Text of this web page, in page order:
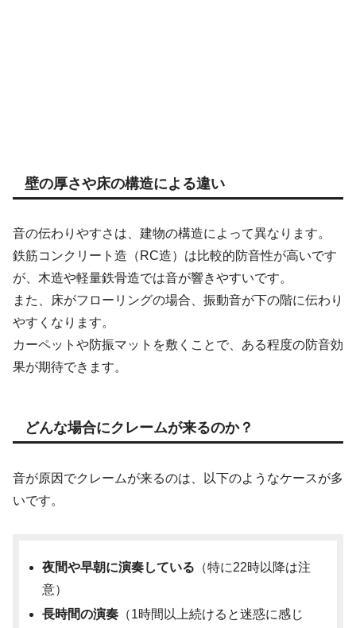
壁の厚さや床の構造による違い
音の伝わりやすさは、建物の構造によって異なります。
鉄筋コンクリート造（RC造）は比較的防音性が高いです
が、木造や軽量鉄骨造では音が響きやすいです。
また、床がフローリングの場合、振動音が下の階に伝わり
やすくなります。
カーペットや防振マットを敷くことで、ある程度の防音効
果が期待できます。
どんな場合にクレームが来るのか？
音が原因でクレームが来るのは、以下のようなケースが多
いです。
夜間や早朝に演奏している （特に22時以降は注
意）
長時間の演奏 （1時間以上続けると迷惑に感じ